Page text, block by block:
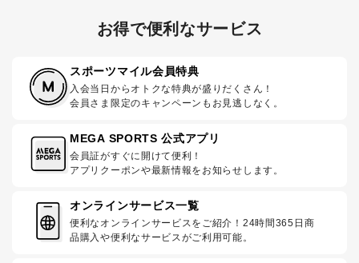
お得で便利なサービス
スポーツマイル会員特典
入会当日からオトクな特典が盛りだくさん！
会員さま限定のキャンペーンもお見逃しなく。
MEGA SPORTS 公式アプリ
会員証がすぐに開けて便利！
アプリクーポンや最新情報をお知らせします。
オンラインサービス一覧
便利なオンラインサービスをご紹介！24時間365日商
品購入や便利なサービスがご利用可能。